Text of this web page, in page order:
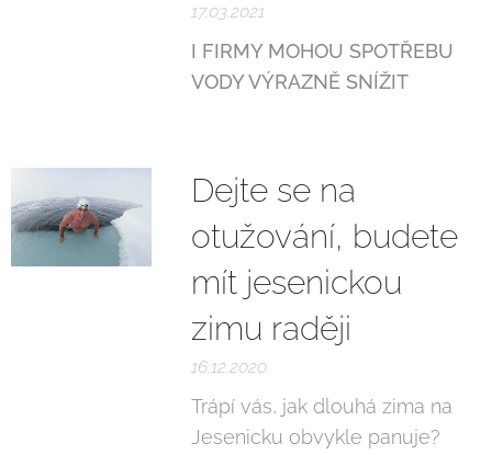
17.03.2021
I FIRMY MOHOU SPOTŘEBU
VODY VÝRAZNĚ SNÍŽIT
Dejte se na
otužování, budete
mít jesenickou
zimu raději
16.12.2020
Trápí vás, jak dlouhá zima na
Jesenicku obvykle panuje?